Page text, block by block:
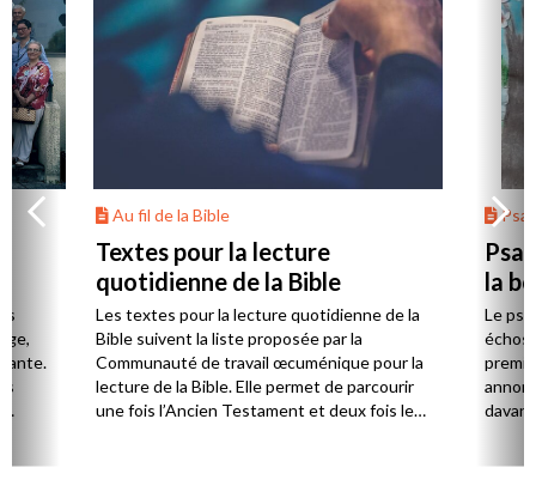
Au fil de la Bible
Textes pour la lecture
quotidienne de la Bible
Les textes pour la lecture quotidienne de la
Bible suivent la liste proposée par la
Communauté de travail œcuménique pour la
lecture de la Bible. Elle permet de parcourir
une fois l’Ancien Testament et deux fois le
la
Le
échos